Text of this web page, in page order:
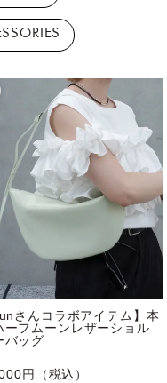
さんコラボアイテム】本
ーフムーンレザーショル
バッグ
円（税込）